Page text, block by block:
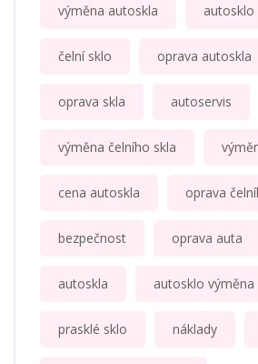
výměna autoskla autosklo
čelní sklo oprava autoskla
oprava skla autoservis
výměna čelního skla
cena autoskla oprava
bezpečnost oprava auta
autoskla autosklo výměna
prasklé sklo náklady